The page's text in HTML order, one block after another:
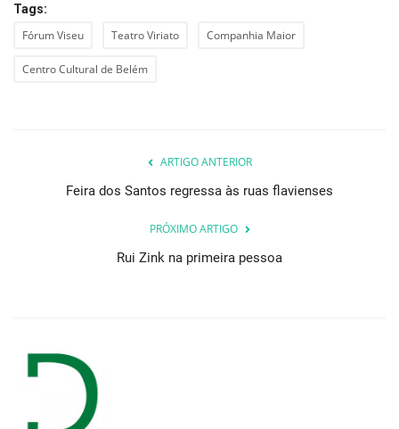
Tags:
Fórum Viseu Teatro Viriato Companhia Maior
Centro Cultural de Belém
ARTIGO ANTERIOR
Feira dos Santos regressa às ruas flavienses
PRÓXIMO ARTIGO
Rui Zink na primeira pessoa